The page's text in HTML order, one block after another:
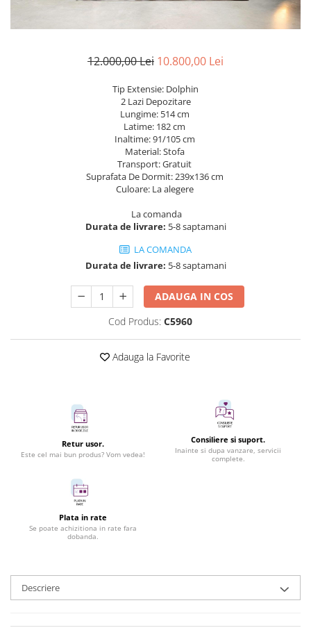
12.000,00 Lei 10.800,00 Lei
Tip Extensie: Dolphin
2 Lazi Depozitare
Lungime: 514 cm
Latime: 182 cm
Inaltime: 91/105 cm
Material: Stofa
Transport: Gratuit
Suprafata De Dormit: 239x136 cm
Culoare: La alegere
La comanda
Durata de livrare: 5-8 saptamani
LA COMANDA
Durata de livrare: 5-8 saptamani
ADAUGA IN COS
Cod Produs: C5960
Adauga la Favorite
Retur usor.
Este cel mai bun produs? Vom vedea!
Consiliere si suport.
Inainte si dupa vanzare, servicii
complete.
Plata in rate
Se poate achizitiona in rate fara
dobanda.
Descriere